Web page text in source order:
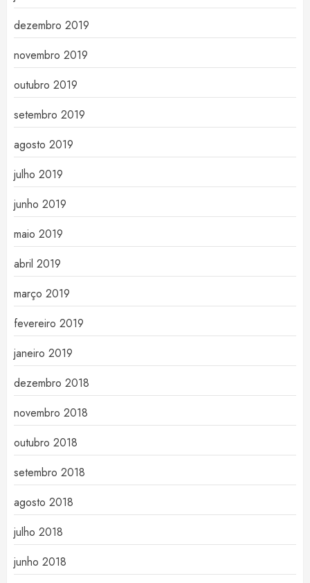
dezembro 2019
novembro 2019
outubro 2019
setembro 2019
agosto 2019
julho 2019
junho 2019
maio 2019
abril 2019
março 2019
fevereiro 2019
janeiro 2019
dezembro 2018
novembro 2018
outubro 2018
setembro 2018
agosto 2018
julho 2018
junho 2018